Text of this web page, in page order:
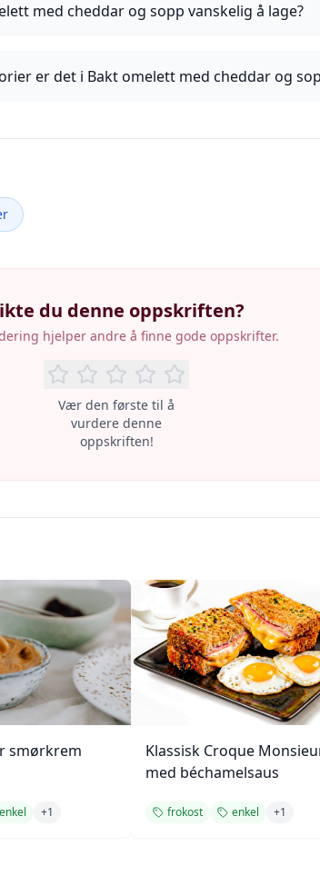
med cheddar og sopp vanskelig å lage?
er det i Bakt omelett med cheddar og
du denne oppskriften?
hjelper andre å finne gode oppskrifter.
Vær den første til å
vurdere denne
oppskriften!
smørkrem
enkel +1
Klassisk Croque
med béchamelsaus
frokost enkel +1